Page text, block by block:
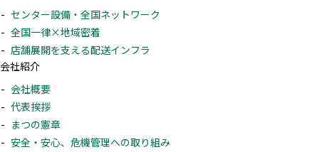
センター設備・全国ネットワーク
全国一律×地域密着
店舗展開を支える配送インフラ
会社紹介
会社概要
代表挨拶
まつの憲章
安全・安心、危機管理への取り組み